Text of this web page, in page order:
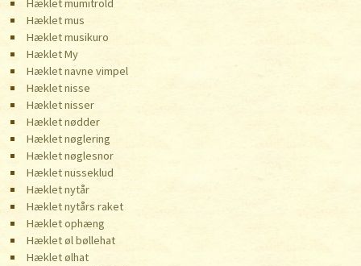
Hæklet mumitrold
Hæklet mus
Hæklet musikuro
Hæklet My
Hæklet navne vimpel
Hæklet nisse
Hæklet nisser
Hæklet nødder
Hæklet nøglering
Hæklet nøglesnor
Hæklet nusseklud
Hæklet nytår
Hæklet nytårs raket
Hæklet ophæng
Hæklet øl bøllehat
Hæklet ølhat